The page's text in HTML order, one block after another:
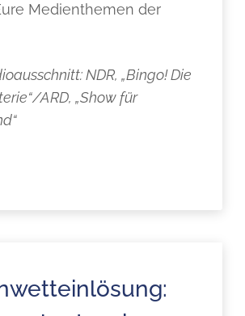
Medienthemen der
NDR, „Bingo! Die
ARD, „Show für